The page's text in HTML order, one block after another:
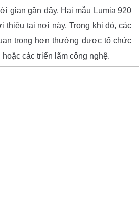
gian gần đây. Hai mẫu Lumia 920
thiệu tại nơi này. Trong khi đó, các
trọng hơn thường được tổ chức
các triển lãm công nghệ.